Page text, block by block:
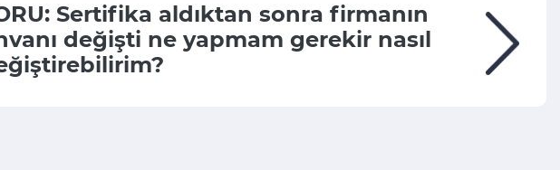
Sertifika aldıktan sonra firmanın
değişti ne yapmam gerekir nasıl